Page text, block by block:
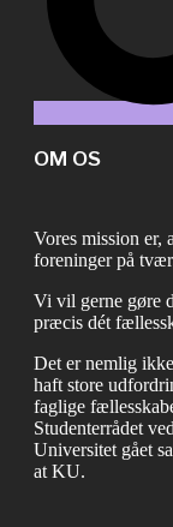
OM OS
Vores mission er,
foreninger på
Vi vil gerne gøre
præcis dét
Det er nemlig
haft store
faglige
Studenterrådet
Universitet gået
at KU.